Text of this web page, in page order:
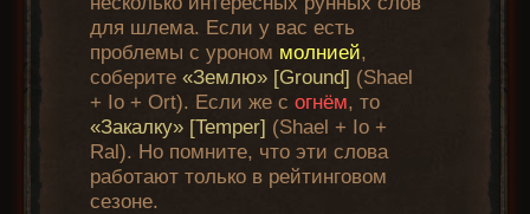
для шлема. Если у вас есть
проблемы с уроном молнией,
соберите«Землю» [Ground] (Shael
+ Io + Ort). Если же согнём, то
«Закалку» [Temper] (Shael + Io +
Ral). Но помните, что эти слова
работают только в рейтинговом
сезоне.